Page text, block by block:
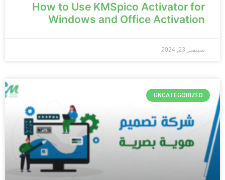
How to Use KMSpico Activator for
Windows and Office Activation
سبتمبر 23, 2024
UNCATEGORIZED